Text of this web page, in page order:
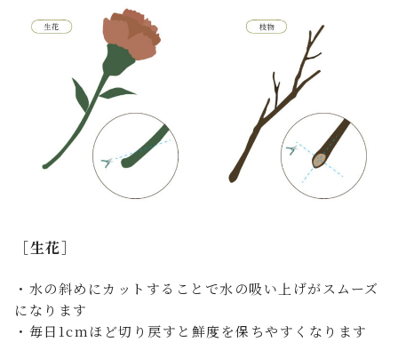
［生花］
・水の斜めにカットすることで水の吸い上げがスムーズ
になります
・毎日1cmほど切り戻すと鮮度を保ちやすくなります